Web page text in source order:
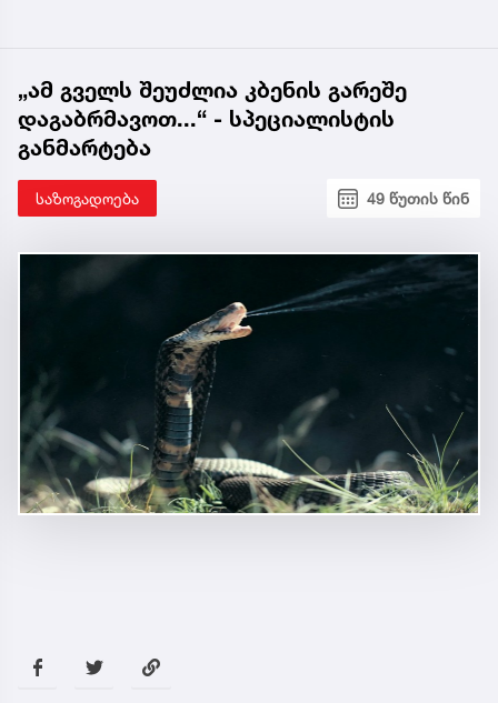
„ამ გველს შეუძლია კბენის გარეშე
დაგაბრმავოთ...“ - სპეციალისტის
განმარტება
საზოგადოება 49 წუთის წინ